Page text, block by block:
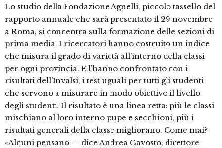
Lo studio della Fondazione Agnelli, piccolo tassello del
rapporto annuale che sarà presentato il 29 novembre
a Roma, si concentra sulla formazione delle sezioni di
prima media. I ricercatori hanno costruito un indice
che misura il grado di varietà all’interno della classi
per ogni provincia. E l’hanno confrontato con i
risultati dell’Invalsi, i test uguali per tutti gli studenti
che servono a misurare in modo obiettivo il livello
degli studenti. Il risultato è una linea retta: più le classi
mischiano al loro interno pupe e secchioni, più i
risultati generali della classe migliorano. Come mai?
«Alcuni pensano — dice Andrea Gavosto, direttore